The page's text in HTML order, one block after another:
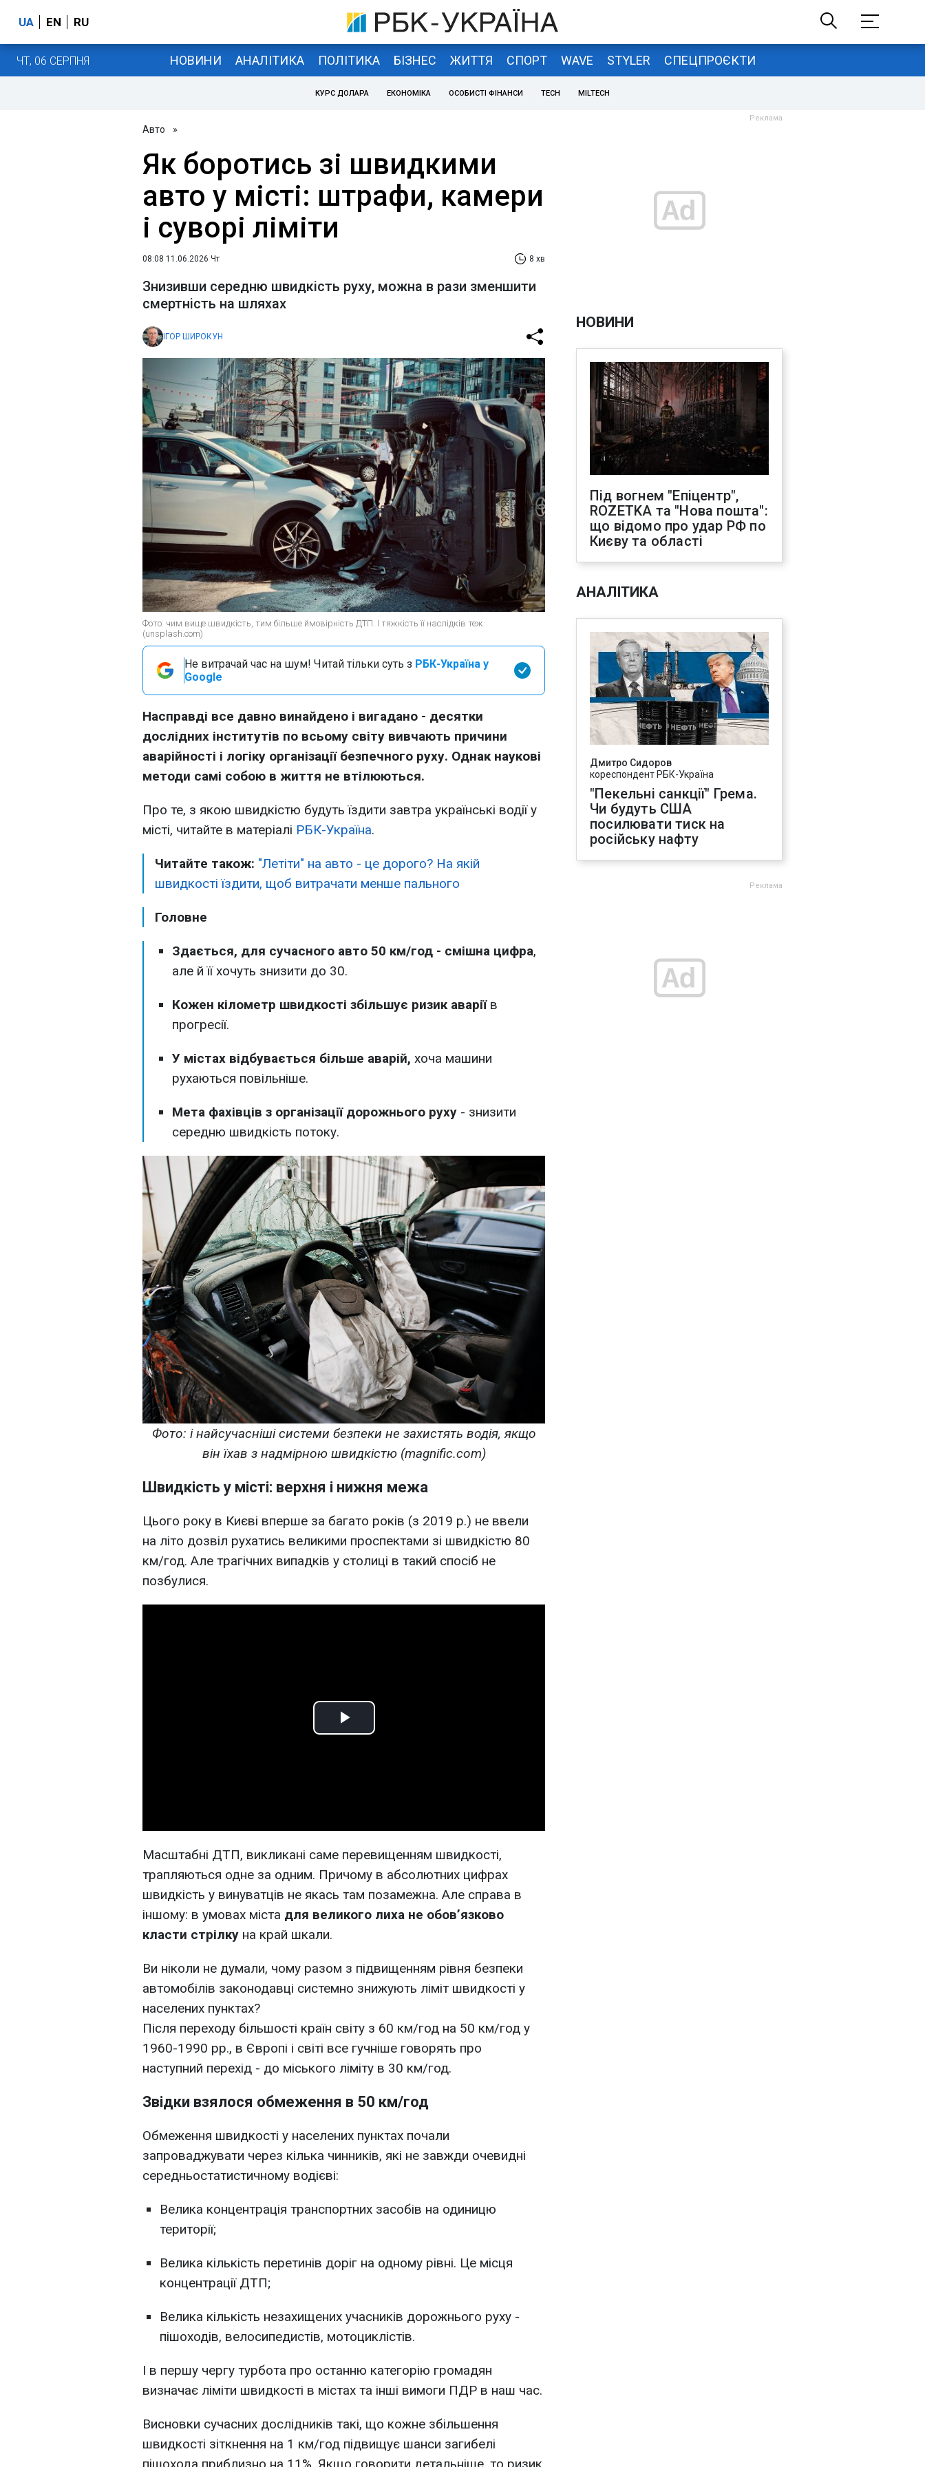
UA EN RU
ЧТ, 06 СЕРПНЯ НОВИНИ АНАЛІТИКА ПОЛІТИКА БІЗНЕС ЖИТТЯ СПОРТ WAVE STYLER СПЕЦПРОЄКТИ
КУРС ДОЛАРА ЕКОНОМІКА ОСОБИСТІ ФІНАНСИ TECH MILTECH
Авто »
Як боротись зі швидкими
авто у місті: штрафи, камери
і суворі ліміти
08:08 11.06.2026 Чт 8 хв
Знизивши середню швидкість руху, можна в рази зменшити
смертність на шляхах
ІГОР ШИРОКУН
Фото: чим вище швидкість, тим більше ймовірність ДТП. І тяжкість її наслідків теж
(unsplash.com)
Не витрачай час на шум! Читай тільки суть з РБК-Україна у
Google
Насправді все давно винайдено і вигадано - десятки
дослідних інститутів по всьому світу вивчають причини
аварійності і логіку організації безпечного руху. Однак наукові
методи самі собою в життя не втілюються.
Про те, з якою швидкістю будуть їздити завтра українські водії у
місті, читайте в матеріалі РБК-Україна.
Читайте також: "Летіти" на авто - це дорого? На якій
швидкості їздити, щоб витрачати менше пального
Головне
Здається, для сучасного авто 50 км/год - смішна цифра,
але й її хочуть знизити до 30.
Кожен кілометр швидкості збільшує ризик аваріїв
прогресії.
У містах відбувається більше аварій, хоча машини
рухаються повільніше.
Мета фахівців з організації дорожнього руху - знизити
середню швидкість потоку.
Фото: і найсучасніші системи безпеки не захистять водія, якщо
він їхав з надмірною швидкістю (magnific.com)
Швидкість у місті: верхня і нижня межа
Цього року в Києві вперше за багато років (з 2019 р.) не ввели
на літо дозвіл рухатись великими проспектами зі швидкістю 80
км/год. Але трагічних випадків у столиці в такий спосіб не
позбулися.
Play
Масштабні ДТП, викликані саме перевищенням швидкості,
трапляються одне за одним. Причому в абсолютних цифрах
швидкість у винуватців не якась там позамежна. Але справа в
іншому: в умовах міста для великого лиха не обов’язково
класти стрілку на край шкали.
Ви ніколи не думали, чому разом з підвищенням рівня безпеки
автомобілів законодавці системно знижують ліміт швидкості у
населених пунктах?
Після переходу більшості країн світу з 60 км/год на 50 км/год у
1960-1990 рр., в Європі і світі все гучніше говорять про
наступний перехід - до міського ліміту в 30 км/год.
Звідки взялося обмеження в 50 км/год
Обмеження швидкості у населених пунктах почали
запроваджувати через кілька чинників, які не завжди очевидні
середньостатистичному водієві:
Велика концентрація транспортних засобів на одиницю
території;
Велика кількість перетинів доріг на одному рівні. Це місця
концентрації ДТП;
Велика кількість незахищених учасників дорожнього руху -
пішоходів, велосипедистів, мотоциклістів.
І в першу чергу турбота про останню категорію громадян
визначає ліміти швидкості в містах та інші вимоги ПДР в наш час.
Висновки сучасних дослідників такі, що кожне збільшення
швидкості зіткнення на 1 км/год підвищує шанси загибелі
НОВИНИ
Під вогнем "Епіцентр",
ROZETKA та "Нова пошта":
що відомо про удар РФ по
Києву та області
АНАЛІТИКА
Дмитро Сидоров
кореспондент РБК-Україна
"Пекельні санкції" Грема.
Чи будуть США
посилювати тиск на
російську нафту